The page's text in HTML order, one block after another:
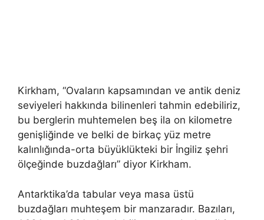
Kirkham, “Ovaların kapsamından ve antik deniz
seviyeleri hakkında bilinenleri tahmin edebiliriz,
bu berglerin muhtemelen beş ila on kilometre
genişliğinde ve belki de birkaç yüz metre
kalınlığında-orta büyüklükteki bir İngiliz şehri
ölçeğinde buzdağları” diyor Kirkham.
Antarktika’da tabular veya masa üstü
buzdağları muhteşem bir manzaradır. Bazıları,